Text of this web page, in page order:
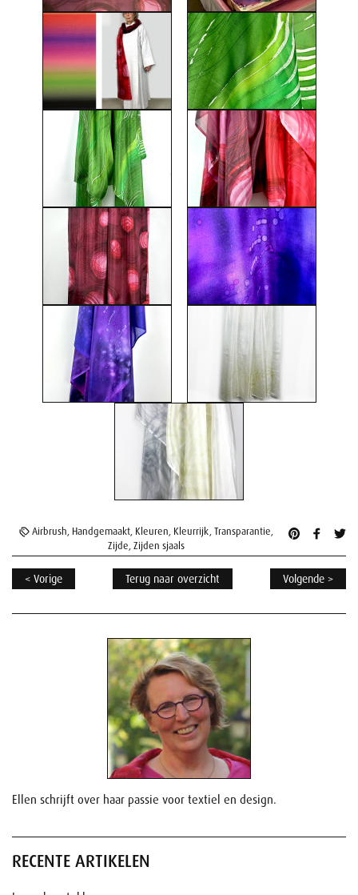
Airbrush, Handgemaakt, Kleuren, Kleurrijk,Transparantie,
Zijde,Zijden sjaals
< Vorige Terug naar overzicht Volgende >
Ellen schrijft over haar passie voor textiel en design.
RECENTE ARTIKELEN